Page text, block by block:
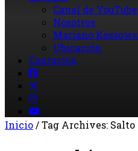
Canal de YouTube
Nosotros
Mariano
Ubicación
Contactos
Inicio/Tag Archives: